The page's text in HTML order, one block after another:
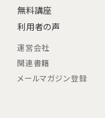
無料講座
利用者の声
運営会社
関連書籍
メールマガジン登録